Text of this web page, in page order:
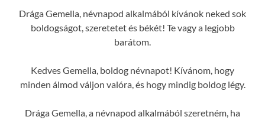
Drága Gemella, névnapod alkalmából kívánok neked sok
boldogságot, szeretetet és békét! Te vagy a legjobb
barátom.
Kedves Gemella, boldog névnapot! Kívánom, hogy
minden álmod váljon valóra, és hogy mindig boldog légy.
Drága Gemella, a névnapod alkalmából szeretném, ha